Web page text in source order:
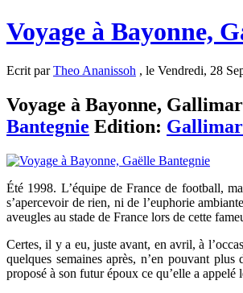
Voyage à Bayonne,
Ecrit parTheo Ananissoh , le Vendredi, 28
Voyage à Bayonne,
Bantegnie Edition:
Été 1998. L’équipe de France de football,
s’apercevoir de rien, ni de l’euphorie
aveugles au stade de France lors de cette
Certes, il y a eu, juste avant, en avril, à
quelques semaines après, n’en pouvant
proposé à son futur époux ce qu’elle a appelé